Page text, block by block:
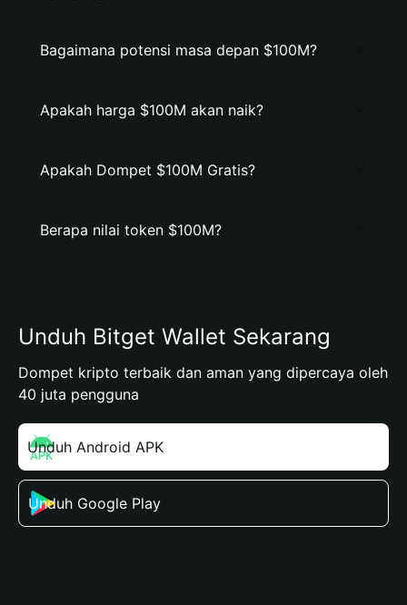
Bagaimana potensi masa depan $100M?
Apakah harga $100M akan naik?
Apakah Dompet $100M Gratis?
Berapa nilai token $100M?
Unduh Bitget Wallet Sekarang
Dompet kripto terbaik dan aman yang dipercaya oleh
40 juta pengguna
Unduh Android APK
Unduh Google Play